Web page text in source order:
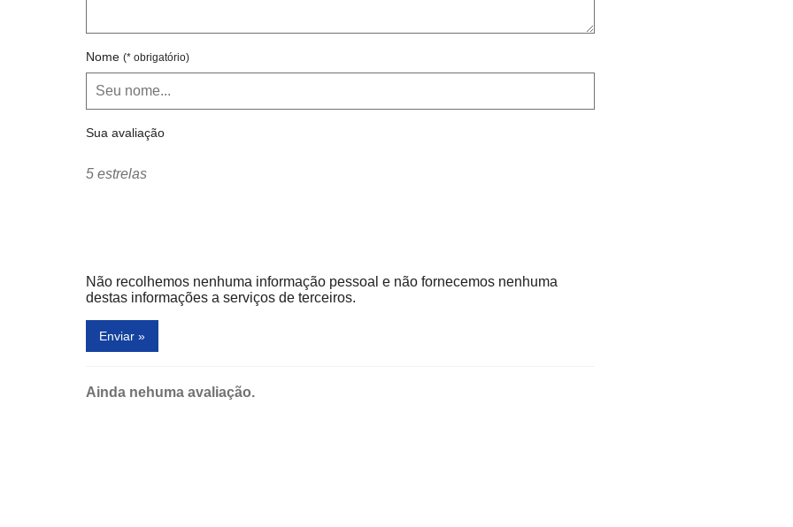
Nome (* obrigatório)
Sua avaliação
5 estrelas
Não recolhemos nenhuma informação pessoal e não fornecemos nenhuma
destas informações a serviços de terceiros.
Enviar »
Ainda nehuma avaliação.